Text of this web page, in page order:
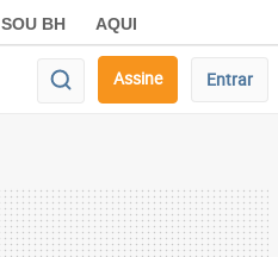
SOU BH AQUI
Assine Entrar